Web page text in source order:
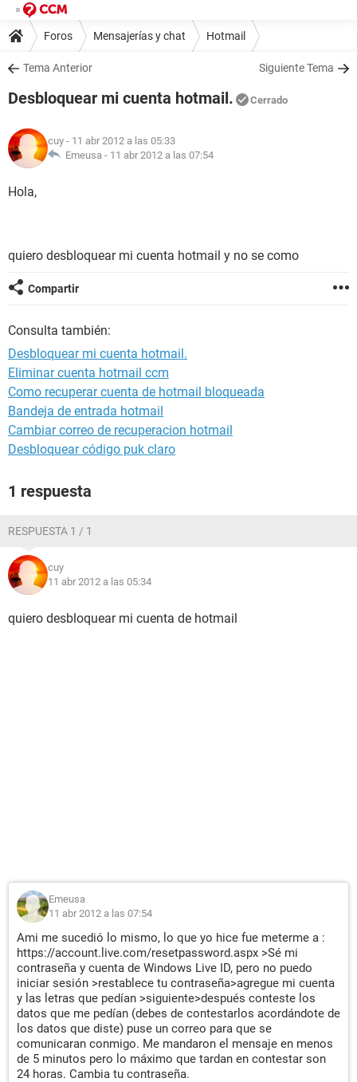
Foros Mensajerías y chat Hotmail
Tema Anterior Siguiente Tema
Desbloquear mi cuenta hotmail. Cerrado
cuy - 11 abr 2012 a las 05:33
Emeusa - 11 abr 2012 a las 07:54
Hola,
quiero desbloquear mi cuenta hotmail y no se como
Compartir
Consulta también:
Desbloquear mi cuenta hotmail.
Eliminar cuenta hotmail ccm
Como recuperar cuenta de hotmail bloqueada
Bandeja de entrada hotmail
Cambiar correo de recuperacion hotmail
Desbloquear código puk claro
1 respuesta
RESPUESTA 1 / 1
cuy
11 abr 2012 a las 05:34
quiero desbloquear mi cuenta de hotmail
Emeusa
11 abr 2012 a las 07:54
Ami me sucedió lo mismo, lo que yo hice fue meterme a :
https://account.live.com/resetpassword.aspx >Sé mi
contraseña y cuenta de Windows Live ID, pero no puedo
iniciar sesión >restablece tu contraseña>agregue mi cuenta
y las letras que pedían >siguiente>después conteste los
datos que me pedían (debes de contestarlos acordándote de
los datos que diste) puse un correo para que se
comunicaran conmigo. Me mandaron el mensaje en menos
de 5 minutos pero lo máximo que tardan en contestar son
24 horas. Cambia tu contraseña.